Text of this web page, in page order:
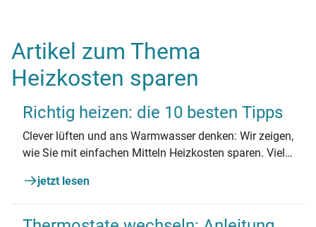
Artikel zum Thema
Heizkosten sparen
Richtig heizen: die 10 besten Tipps
Clever lüften und ans Warmwasser denken: Wir zeigen,
wie Sie mit einfachen Mitteln Heizkosten sparen. Viele
Heizanlage geeignet.
jetzt lesen